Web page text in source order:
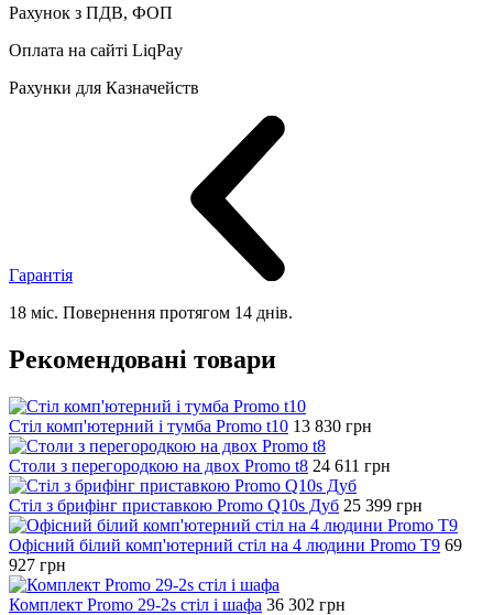
Рахунок з ПДВ, ФОП
Оплата на сайті LiqPay
Рахунки для Казначейств
Гарантія
18 міс. Повернення протягом 14 днів.
Рекомендовані товари
Стіл комп'ютерний і тумба Promo t10 13 830 грн
Столи з перегородкою на двох Promo t8 24 611 грн
Стіл з брифінг приставкою Promo Q10s Дуб 25 399 грн
Офісний білий комп'ютерний стіл на 4 людини Promo T9 69
927 грн
Комплект Promo 29-2s стіл і шафа 36 302 грн